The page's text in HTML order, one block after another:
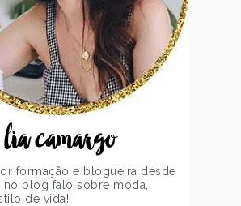
lia camargo
formação e blogueira desde
no blog falo sobre moda,
de vida!